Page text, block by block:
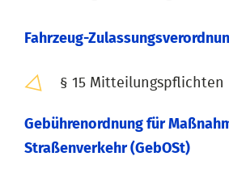
Fahrzeug-
§ 15 Mitteilungspflichten
Gebührenordnung für
Straßenverkehr (GebOSt)